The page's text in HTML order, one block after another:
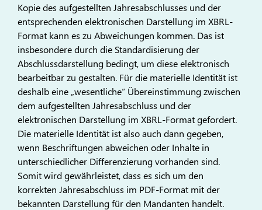
Kopie des aufgestellten Jahresabschlusses und der
entsprechenden elektronischen Darstellung im XBRL-
Format kann es zu Abweichungen kommen. Das ist
insbesondere durch die Standardisierung der
Abschlussdarstellung bedingt, um diese elektronisch
bearbeitbar zu gestalten. Für die materielle Identität ist
deshalb eine „wesentliche“ Übereinstimmung zwischen
dem aufgestellten Jahresabschluss und der
elektronischen Darstellung im XBRL-Format gefordert.
Die materielle Identität ist also auch dann gegeben,
wenn Beschriftungen abweichen oder Inhalte in
unterschiedlicher Differenzierung vorhanden sind.
Somit wird gewährleistet, dass es sich um den
korrekten Jahresabschluss im PDF-Format mit der
bekannten Darstellung für den Mandanten handelt.